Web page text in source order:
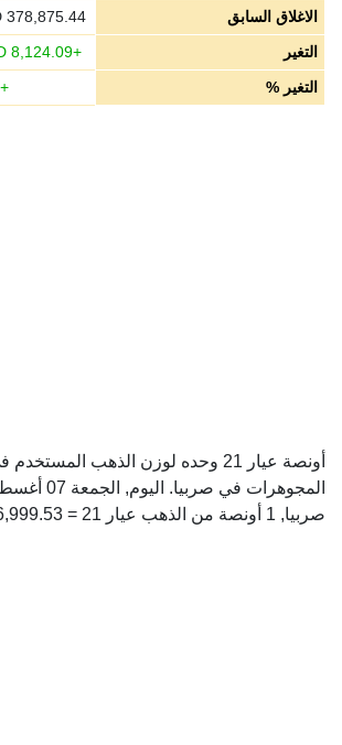
الاغلاق السابق
378,875.44 RSD/أونصة عيار 21
التغير
+
8,124.09 RSD/أونصة عيار 21
التغير %
+
أونصة عيار 21 وحده لوزن الذهب
صربيا, 1 أونصة من الذهب عيار 21 = 386,999.53 دينار صربي.